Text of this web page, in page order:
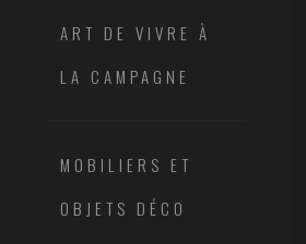
ART DE VIVRE À
LA CAMPAGNE
MOBILIERS ET
OBJETS DÉCO